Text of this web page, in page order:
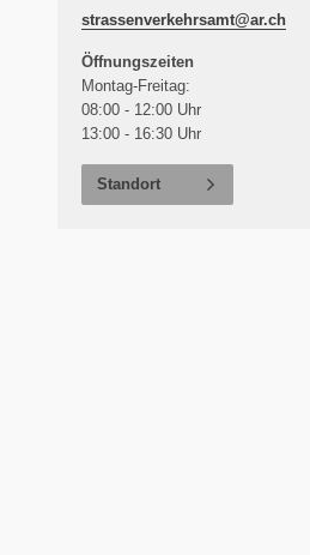
strassenverkehrsamt@ar.ch
Öffnungszeiten
Montag-Freitag:
08:00 - 12:00 Uhr
13:00 - 16:30 Uhr
Standort